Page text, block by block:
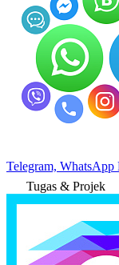
Telegram, WhatsApp
Tugas & Projek